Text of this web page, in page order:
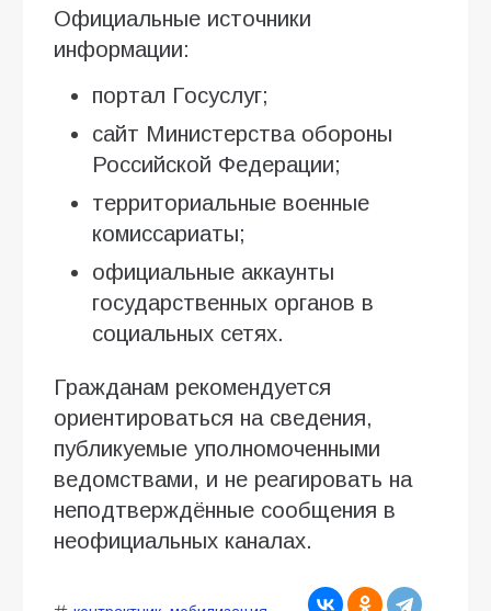
Официальные источники
информации:
портал Госуслуг;
сайт Министерства обороны
Российской Федерации;
территориальные военные
комиссариаты;
официальные аккаунты
государственных органов в
социальных сетях.
Гражданам рекомендуется
ориентироваться на сведения,
публикуемые уполномоченными
ведомствами, и не реагировать на
неподтверждённые сообщения в
неофициальных каналах.